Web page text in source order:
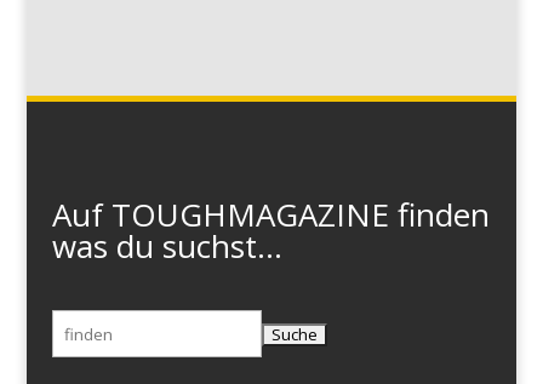
Auf TOUGHMAGAZINE finden
was du suchst...
Suchen
nach: